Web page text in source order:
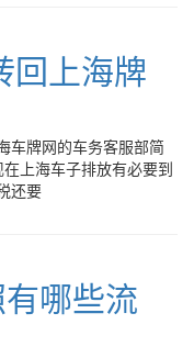
回上海牌
车牌网的车务客服部简
上海车子排放有必要到
还要
哪些流